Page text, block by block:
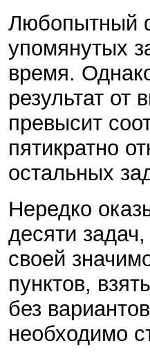
Любопытный
упомянутых
время.
результат от
превысит
пятикратно
остальных
Нередко
десяти
своей
пунктов,
без
необходимо